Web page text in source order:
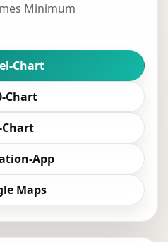
Minimum
Chart
Chart
Chart
App
Maps